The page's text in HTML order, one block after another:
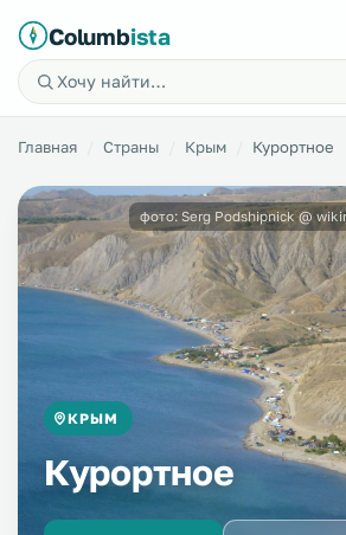
Columbista
Главная Страны Крым Курортное
КРЫМ
Курортное
фото: Serg Podshipnick @